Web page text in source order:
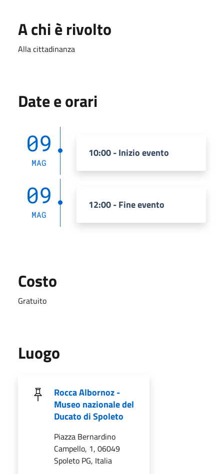
A chi è rivolto
Alla cittadinanza
Date e orari
09
MAG
10:00 - Inizio evento
09
MAG
12:00 - Fine evento
Costo
Gratuito
Luogo
Rocca Albornoz -
Museo nazionale del
Ducato di Spoleto
Piazza Bernardino
Campello, 1, 06049
Spoleto PG, Italia